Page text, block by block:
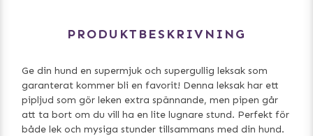
PRODUKTBESKRIVNING
Ge din hund en supermjuk och supergullig leksak som
garanterat kommer bli en favorit! Denna leksak har ett
pipljud som gör leken extra spännande, men pipen går
att ta bort om du vill ha en lite lugnare stund. Perfekt för
både lek och mysiga stunder tillsammans med din hund.